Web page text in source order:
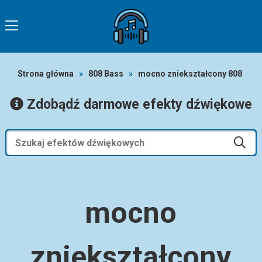
Strona główna » 808 Bass » mocno zniekształcony 808
Zdobądź darmowe efekty dźwiękowe
mocno